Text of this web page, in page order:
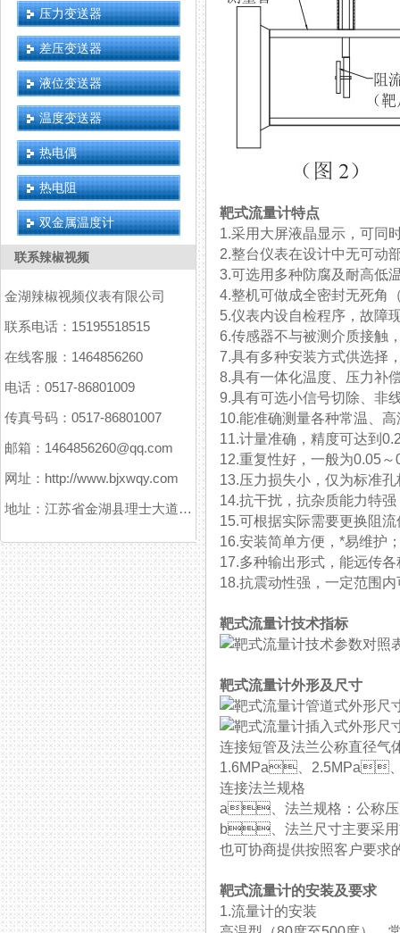
压力变送器
差压变送器
液位变送器
温度变送器
热电偶
热电阻
双金属温度计
联系辣椒视频
金湖辣椒视频仪表有限公司
联系电话：15195518515
在线客服：1464856260
电话：0517-86801009
传真号码：0517-86801007
邮箱：1464856260@qq.com
网址：http://www.bjxwqy.com
地址：江苏省金湖县理士大道61号
靶式流量计特点
1.采用大屏液晶显示，可同
2.整台仪表在设计中无可动部件
3.可选用多种防腐及耐高低温材
4.整机可做成全密封无死角（焊
5.仪表内设自检程序，故障
6.传感器不与被测介质接触
7.具有多种安装方式供选择
8.具有一体化温度、压力补偿
9.具有可选小信号切除、非线
10.能准确测量各种常温、高
11.计量准确，精度可达到
12.重复性好，一般为0.05～
13.压力损失小，仅为标准孔
14.抗干扰，抗杂质能力特强
15.可根据实际需要更换阻流
16.安装简单方便，*易维护
17.多种输出形式，能远传各种
18.抗震动性强，一定范围内
靶式流量计技术指标
靶式流量计外形及尺寸
连接短管及法兰公称直径
1.6MPa、2.5MPa
连接法兰规格
a、法兰规格：公称压
b、法兰尺寸主要采用**标
也可协商提供按照客户要求的
靶式流量计的安装及要求
1.流量计的安装